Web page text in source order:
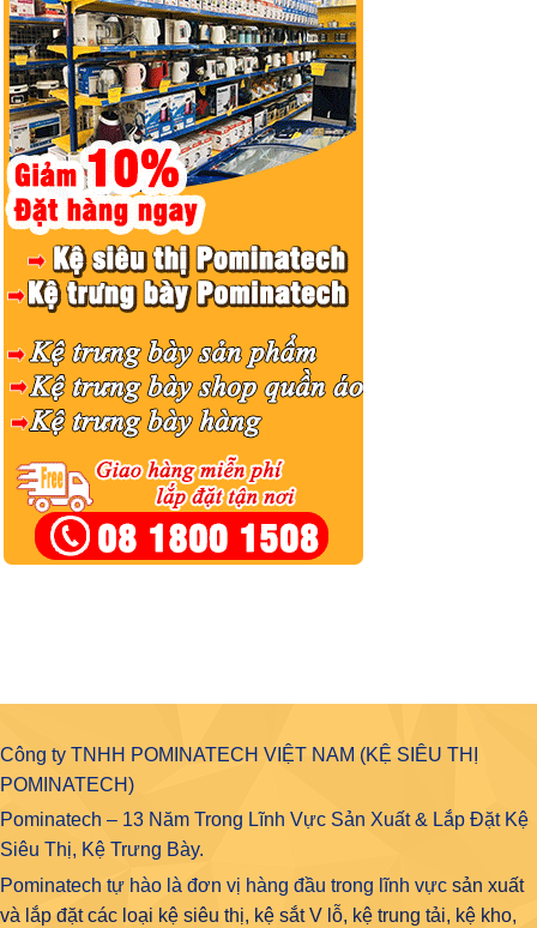
Công ty TNHH POMINATECH VIỆT NAM (KỆ SIÊU THỊ
POMINATECH)
Pominatech – 13 Năm Trong Lĩnh Vực Sản Xuất & Lắp Đặt Kệ
Siêu Thị, Kệ Trưng Bày.
Pominatech tự hào là đơn vị hàng đầu trong lĩnh vực sản xuất
và lắp đặt các loại kệ siêu thị, kệ sắt V lỗ, kệ trung tải, kệ kho,